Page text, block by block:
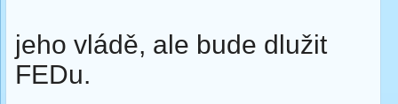
jeho vládě, ale bude dlužit
FEDu.